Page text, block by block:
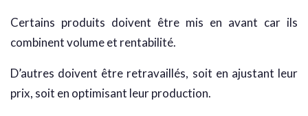
Certains produits doivent être mis en avant car ils
combinent volume et rentabilité.
D’autres doivent être retravaillés, soit en ajustant leur
prix, soit en optimisant leur production.